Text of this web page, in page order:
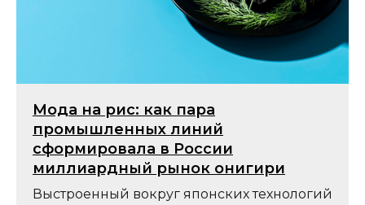
Мода на рис: как пара
промышленных линий
сформировала в России
миллиардный рынок онигири
Выстроенный вокруг японских технологий